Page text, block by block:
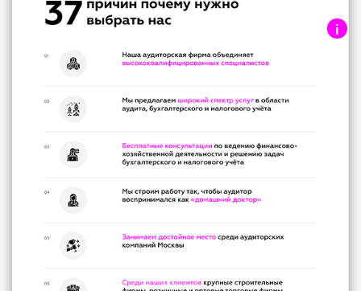
i
Инфограграфика про основные